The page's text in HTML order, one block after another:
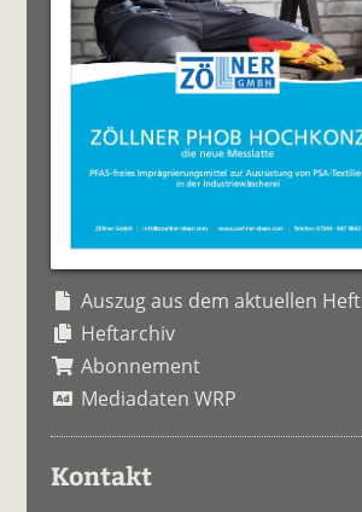
Auszug aus dem aktuellen Heft
Heftarchiv
Abonnement
Mediadaten WRP
Kontakt